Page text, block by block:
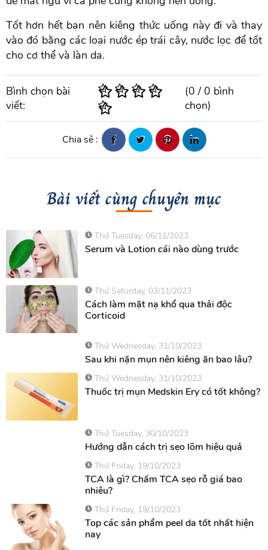
Tốt hơn hết bạn nên kiêng thức uống này đi và thay
vào đó bằng các loại nước ép trái cây, nước lọc để tốt
cho cơ thể và làn da.
Bình chọn bài
viết:
(0 / 0 bình
chọn)
Chia sẽ :
Bài viết cùng chuyên mục
Thứ Tuesday, 06/11/2023
Serum và Lotion cái nào dùng trước
Thứ Saturday, 03/11/2023
Cách làm mặt nạ khổ qua thải độc
Corticoid
Thứ Wednesday, 31/10/2023
Sau khi nặn mụn nên kiêng ăn bao lâu?
Thứ Wednesday, 31/10/2023
Thuốc trị mụn Medskin Ery có tốt không?
Thứ Tuesday, 30/10/2023
Hướng dẫn cách trị sẹo lõm hiệu quả
Thứ Friday, 19/10/2023
TCA là gì? Chấm TCA sẹo rỗ giá bao
nhiêu?
Thứ Friday, 19/10/2023